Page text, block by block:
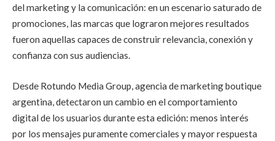
del marketing y la comunicación: en un escenario saturado de
promociones, las marcas que lograron mejores resultados
fueron aquellas capaces de construir relevancia, conexión y
confianza con sus audiencias.
Desde Rotundo Media Group, agencia de marketing boutique
argentina, detectaron un cambio en el comportamiento
digital de los usuarios durante esta edición: menos interés
por los mensajes puramente comerciales y mayor respuesta